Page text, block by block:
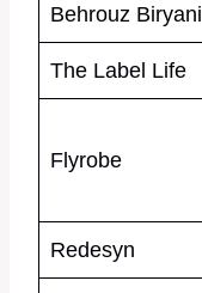
Behrouz Biryani
The Label Life
Flyrobe
Redesyn